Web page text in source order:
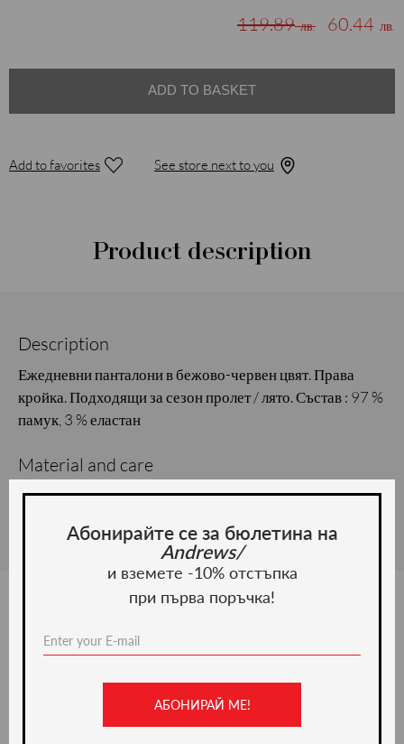
119.89лв. 60.44 лв.
ADD TO BASKET
Add to favorites See store next to you
Product description
Description
Ежедневни панталони в бежово-червен цвят. Права
кройка. Подходящи за сезон пролет / лято. Състав : 97 %
памук, 3 % еластан
Material and care
Material:
We recommend
Абонирайте се за бюлетина на
Andrews/
и вземете -10% отстъпка
при първа поръчка!
АБОНИРАЙ МЕ!